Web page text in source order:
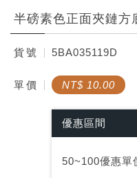
半磅素色正面夾鏈
貨號 5BA035119D
單價 NT$ 10.00
優惠區間
50~100優惠單